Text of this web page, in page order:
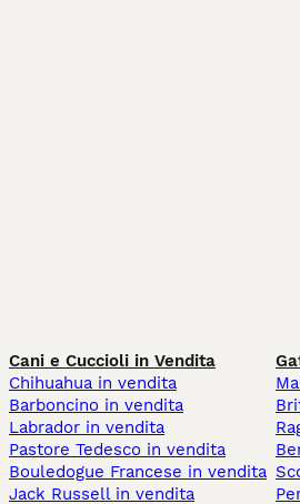
Cani e Cuccioli in Vendita
Chihuahua in vendita
Barboncino in vendita
Labrador in vendita
Pastore Tedesco in vendita
Bouledogue Francese in vendita
Jack Russell in vendita